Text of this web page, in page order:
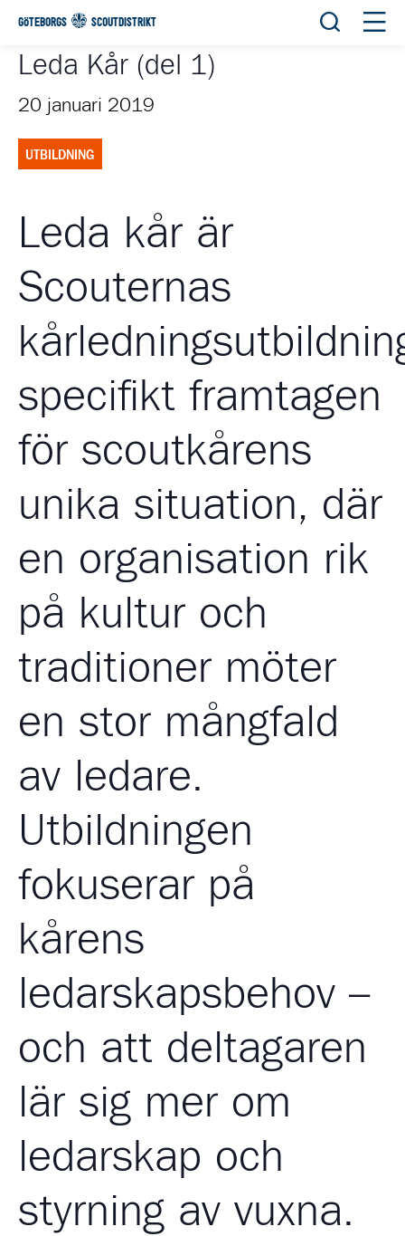
GÖTEBORGS SCOUTDISTRIKT Öppna
Leda Kår (del 1)
20 januari 2019
UTBILDNING
Leda kår är
Scouternas
specifikt framtagen
för scoutkårens
unika situation, där
en organisation rik
på kultur och
traditioner möter
en stor mångfald
av ledare.
Utbildningen
fokuserar på
kårens
ledarskapsbehov –
och att deltagaren
lär sig mer om
ledarskap och
styrning av vuxna.